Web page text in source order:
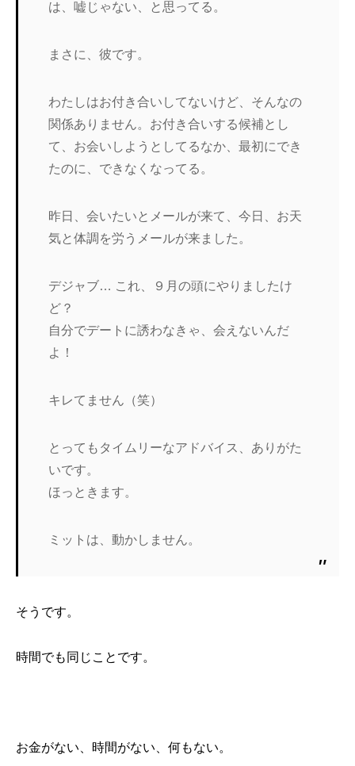
は、嘘じゃない、と思ってる。
まさに、彼です。
わたしはお付き合いしてないけど、そんなの
関係ありません。お付き合いする候補とし
て、お会いしようとしてるなか、最初にでき
たのに、できなくなってる。
昨日、会いたいとメールが来て、今日、お天
気と体調を労うメールが来ました。
デジャブ… これ、９月の頭にやりましたけ
ど？
自分でデートに誘わなきゃ、会えないんだ
よ！
キレてません（笑）
とってもタイムリーなアドバイス、ありがた
いです。
ほっときます。
ミットは、動かしません。
そうです。
時間でも同じことです。
お金がない、時間がない、何もない。